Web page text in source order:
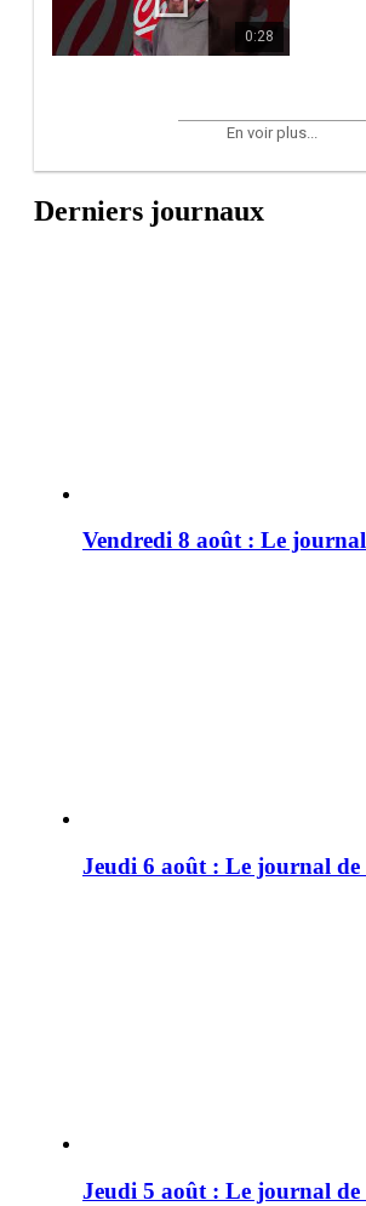
0:28
En voir plus...
Derniers journaux
Vendredi 8 août : Le
Jeudi 6 août : Le journal de
Jeudi 5 août : Le journal de